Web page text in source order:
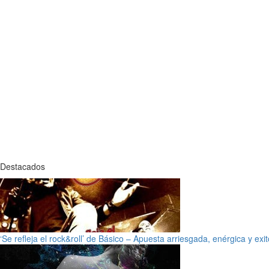
Destacados
‘Se refleja el rock&roll’ de Básico – Apuesta arriesgada, enérgica y